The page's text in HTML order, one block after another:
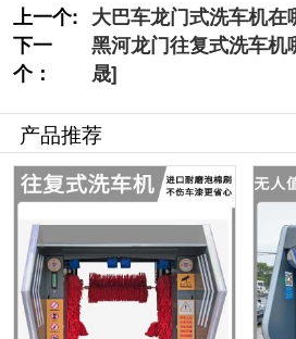
上一个: 大巴车龙门式洗车机
下一
个：
黑河龙门往复式洗车
晟]
产品推荐